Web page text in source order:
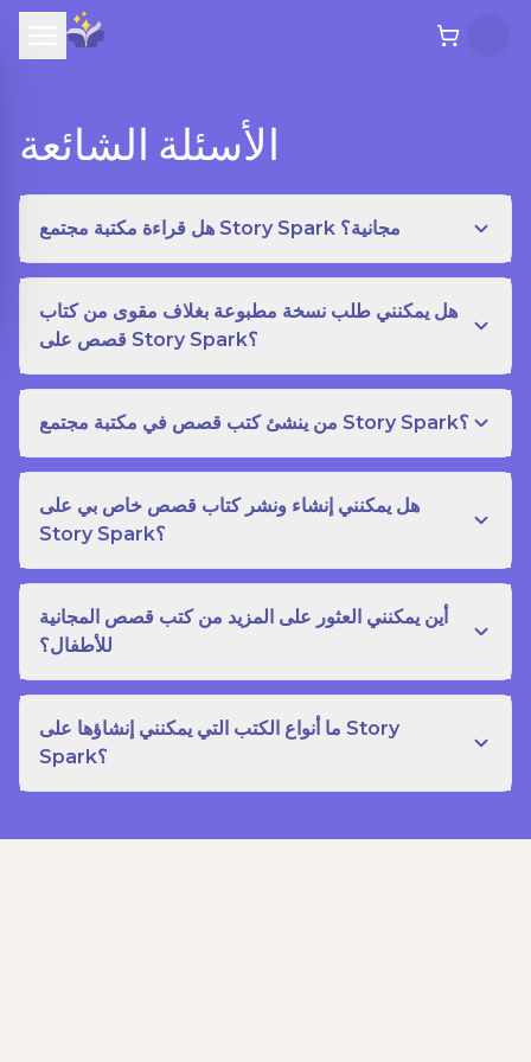
الأسئلة الشائعة
هل قراءة مكتبة مجتمع Story Spark مجانية؟
هل يمكنني طلب نسخة مطبوعة بغلاف مقوى من كتاب
قصص على Story Spark؟
من ينشئ كتب قصص في مكتبة مجتمع Story Spark؟
هل يمكنني إنشاء ونشر كتاب قصص خاص بي على
Story Spark؟
أين يمكنني العثور على المزيد من كتب قصص المجانية
للأطفال؟
ما أنواع الكتب التي يمكنني إنشاؤها على Story
Spark؟